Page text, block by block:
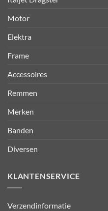
Motor
Elektra
Frame
Accessoires
Remmen
Merken
Banden
Diversen
KLANTENSERVICE
Verzendinformatie